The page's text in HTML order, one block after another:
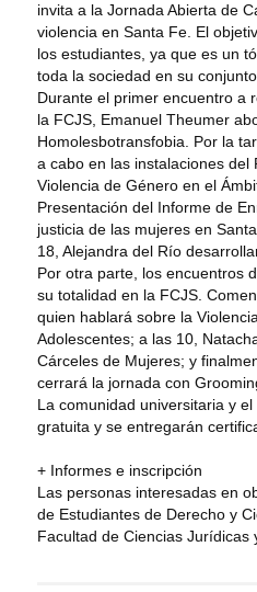
invita a la Jornada Abierta de
violencia en Santa Fe. El
los estudiantes, ya que es un
toda la sociedad en su conjunto.
Durante el primer encuentro a
la FCJS, Emanuel Theumer
Homolesbotransfobia. Por la
a cabo en las instalaciones del
Violencia de Género en el
Presentación del Informe de
justicia de las mujeres en
18, Alejandra del Río
Por otra parte, los encuentros
su totalidad en la FCJS.
quien hablará sobre la
Adolescentes; a las 10,
Cárceles de Mujeres; y
cerrará la jornada con
La comunidad universitaria y
gratuita y se entregarán
+ Informes e inscripción
Las personas interesadas en
de Estudiantes de Derecho y
Facultad de Ciencias Jurídicas